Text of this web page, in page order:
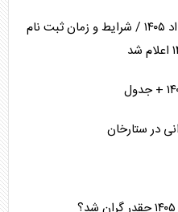
جدیدترین پیش فروش سایپا مرداد ۱۴۰۵ / شرایط و زمان ثبت نام